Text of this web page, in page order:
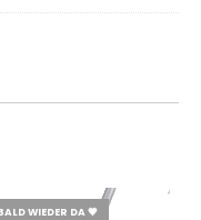
WIEDER DA 💗